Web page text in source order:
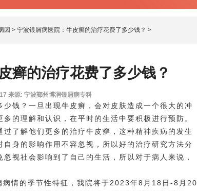
因 > 宁波银屑病医院：牛皮癣的治疗花费了多少钱？ >
癣的治疗花费了多少钱？
来源: 宁波鄞州博润银屑病专科
少钱？一旦出现牛皮癣，会对皮肤造成一个很大的冲
的理解和认识，在平时的生活中要积极进行预防。
了解他们更多的治疗牛皮癣，这种精神疾病的发生
身的影响作用不容忽视，所以好的治疗研究方法分
视社会影响到了自己的生活，所以对于病人来说，
情的季节性特征，我院将于2023年8月18日-8月20